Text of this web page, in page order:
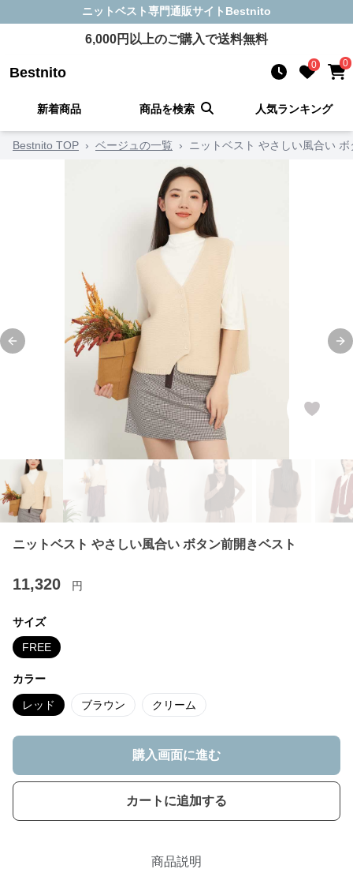
ニットベスト専門通販サイト Bestnito
6,000円以上のご購入で送料無料
Bestnito 0 0
新着商品 商品を検索 人気ランキング
Bestnito TOP › ベージュの一覧 › ニットベスト やさしい風合い
Previous slide
ニットベスト やさしい風合い ボタン前開きベスト
11,320 円
サイズ
FREE
カラー
レッド ブラウン クリーム
購入画面に進む
カートに追加する
商品説明